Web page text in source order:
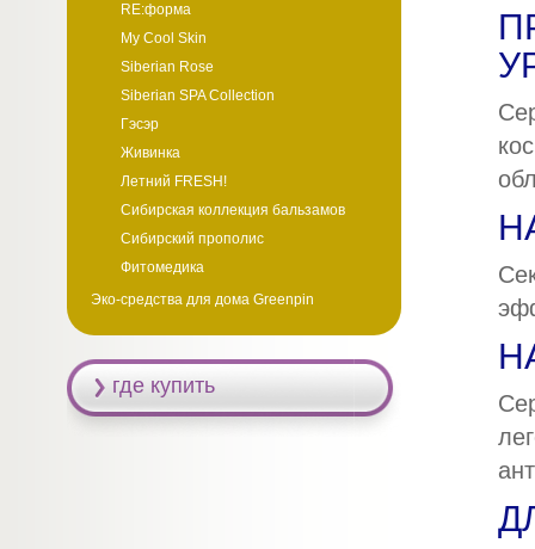
RE:форма
My Cool Skin
Siberian Rose
Siberian SPA Collection
Гэсэр
Живинка
Летний FRESH!
Сибирская коллекция бальзамов
Сибирский прополис
Фитомедика
Эко-средства для дома Greenpin
где купить